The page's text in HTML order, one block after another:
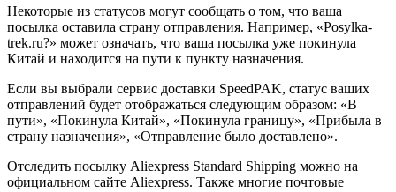
Некоторые из статусов могут сообщать о том, что ваша
посылка оставила страну отправления. Например, «Posylka-
trek.ru?» может означать, что ваша посылка уже покинула
Китай и находится на пути к пункту назначения.
Если вы выбрали сервис доставки SpeedPAK, статус ваших
отправлений будет отображаться следующим образом: «В
пути», «Покинула Китай», «Покинула границу», «Прибыла в
страну назначения», «Отправление было доставлено».
Отследить посылку Aliexpress Standard Shipping можно на
официальном сайте Aliexpress. Также многие почтовые